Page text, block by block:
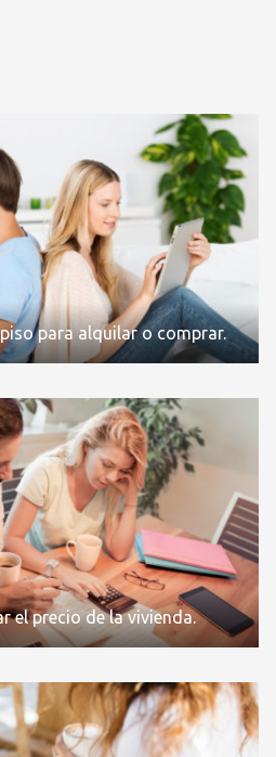
para alquilar o comprar.
el precio de la vivienda.